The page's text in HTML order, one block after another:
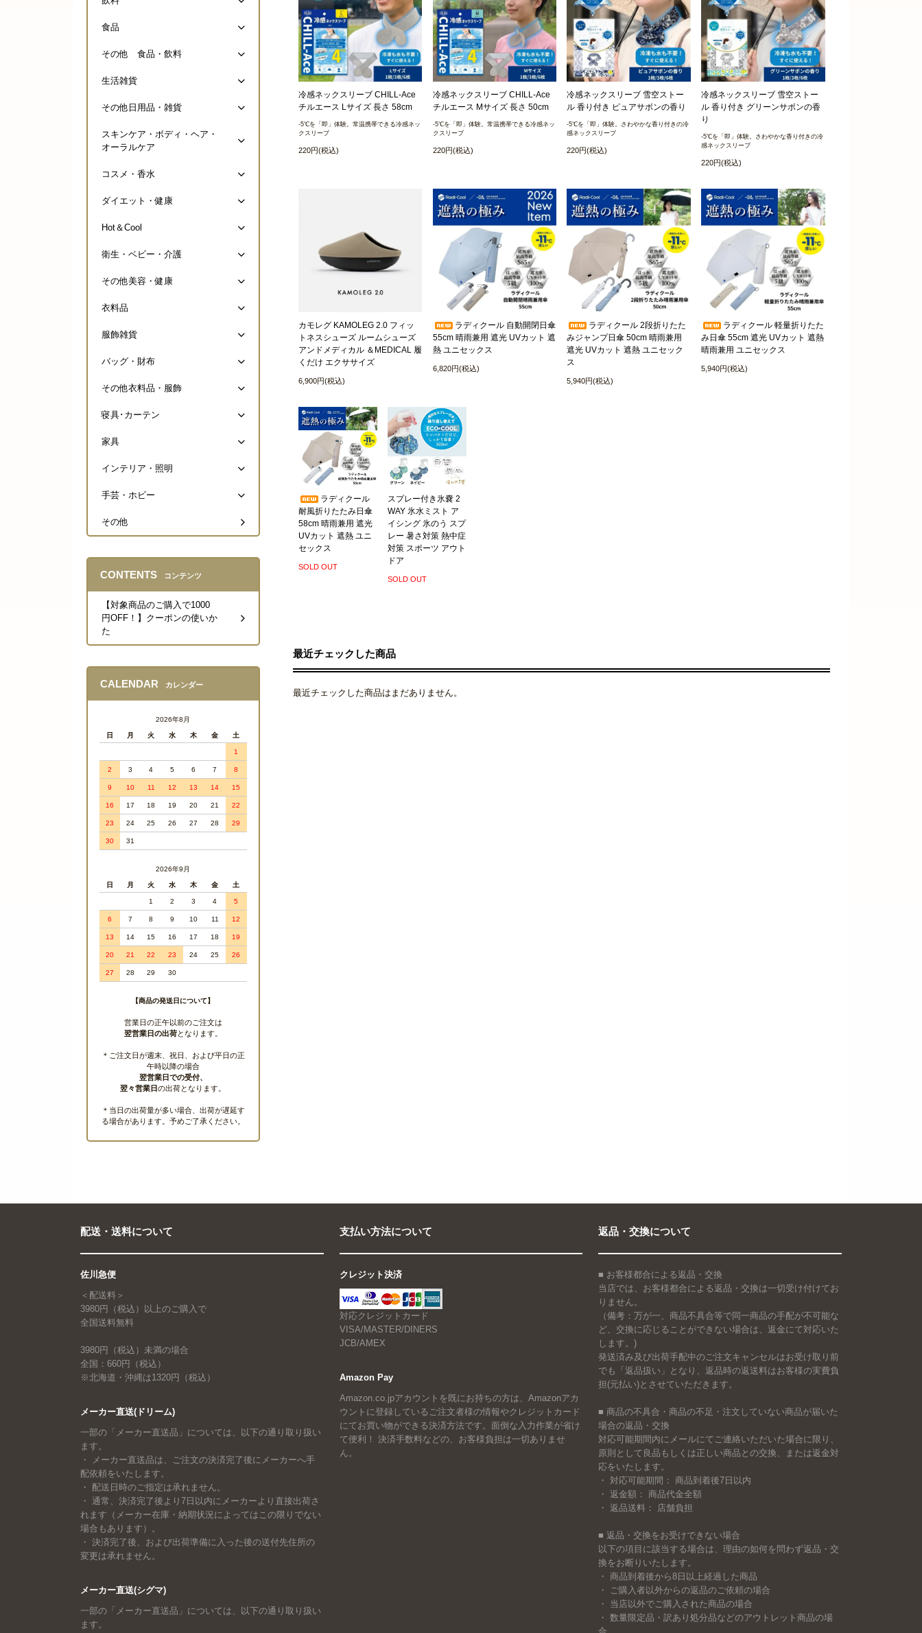
冷感ネックスリーブ CHILL-Ace
チルエース Lサイズ 長さ 58cm
-5℃を「即」体験。常温携帯できる冷感ネッ
クスリーブ
220円(税込)
冷感ネックスリーブ CHILL-Ace
チルエース Mサイズ 長さ 50cm
-5℃を「即」体験。常温携帯できる冷感ネッ
クスリーブ
220円(税込)
冷感ネックスリーブ 雪空ストー
ル 香り付き ピュアサボンの香り
-5℃を「即」体験。さわやかな香り付きの冷
感ネックスリーブ
220円(税込)
冷感ネックスリーブ 雪空ストー
ル 香り付き グリーンサボンの香
り
-5℃を「即」体験。さわやかな香り付きの冷
感ネックスリーブ
220円(税込)
カモレグ KAMOLEG 2.0 フィッ
トネスシューズ ルームシューズ
アンドメディカル ＆MEDICAL 履
くだけ エクササイズ
6,900円(税込)
ラディクール 自動開閉日傘
55cm 晴雨兼用 遮光 UVカット 遮
熱 ユニセックス
6,820円(税込)
ラディクール 2段折りたた
みジャンプ日傘 50cm 晴雨兼用
遮光 UVカット 遮熱 ユニセック
ス
5,940円(税込)
ラディクール 軽量折りたた
み日傘 55cm 遮光 UVカット 遮熱
晴雨兼用 ユニセックス
5,940円(税込)
ラディクール
耐風折りたたみ日傘
58cm 晴雨兼用 遮光
UVカット 遮熱 ユニ
セックス
SOLD OUT
スプレー付き氷嚢 2
WAY 氷水ミスト ア
イシング 氷のう スプ
レー 暑さ対策 熱中症
対策 スポーツ アウト
ドア
SOLD OUT
最近チェックした商品
最近チェックした商品はまだありません。
食品
その他 食品・飲料
生活雑貨
その他日用品・雑貨
スキンケア・ボディ・ヘア・
オーラルケア
コスメ・香水
ダイエット・健康
Hot＆Cool
衛生・ベビー・介護
その他美容・健康
衣料品
服飾雑貨
バッグ・財布
その他衣料品・服飾
寝具･カーテン
家具
インテリア・照明
手芸・ホビー
その他
CONTENTS コンテンツ
【対象商品のご購入で1000
円OFF！】クーポンの使いか
た
CALENDAR カレンダー
2026年8月
日 月 火 水 木 金 土
1
2 3 4 5 6 7 8
9 10 11 12 13 14 15
16 17 18 19 20 21 22
23 24 25 26 27 28 29
30 31
2026年9月
日 月 火 水 木 金 土
1 2 3 4 5
6 7 8 9 10 11 12
13 14 15 16 17 18 19
20 21 22 23 24 25 26
27 28 29 30
【商品の発送日について】
営業日の正午以前のご注文は
翌営業日の出荷となります。
＊ご注文日が週末、祝日、および平日の正
午時以降の場合
翌営業日での受付、
翌々営業日の出荷となります。
＊当日の出荷量が多い場合、出荷が遅延す
る場合があります。予めご了承ください。
配送・送料について
佐川急便
＜配送料＞
3980円（税込）以上のご購入で
全国送料無料
3980円（税込）未満の場合
全国：660円（税込）
※北海道・沖縄は1320円（税込）
メーカー直送(ドリーム)
一部の「メーカー直送品」については、以下の通り取り扱い
ます。
・ メーカー直送品は、ご注文の決済完了後にメーカーへ手
配依頼をいたします。
・ 配送日時のご指定は承れません。
・ 通常、決済完了後より7日以内にメーカーより直接出荷さ
れます（メーカー在庫・納期状況によってはこの限りでない
場合もあります）。
・ 決済完了後、および出荷準備に入った後の送付先住所の
変更は承れません。
メーカー直送(シグマ)
一部の「メーカー直送品」については、以下の通り取り扱い
ます。
支払い方法について
クレジット決済
対応クレジットカード
VISA/MASTER/DINERS
JCB/AMEX
Amazon Pay
Amazon.co.jpアカウントを既にお持ちの方は、Amazonアカ
ウントに登録しているご注文者様の情報やクレジットカード
にてお買い物ができる決済方法です。面倒な入力作業が省け
て便利！ 決済手数料などの、お客様負担は一切ありませ
ん。
返品・交換について
■ お客様都合による返品・交換
当店では、お客様都合による返品・交換は一切受け付けてお
りません。
（備考：万が一、商品不具合等で同一商品の手配が不可能な
ど、交換に応じることができない場合は、返金にて対応いた
します。)
発送済み及び出荷手配中のご注文キャンセルはお受け取り前
でも「返品扱い」となり、返品時の返送料はお客様の実費負
担(元払い)とさせていただきます。
■ 商品の不具合・商品の不足・注文していない商品が届いた
場合の返品・交換
対応可能期間内にメールにてご連絡いただいた場合に限り、
原則として良品もしくは正しい商品との交換、または返金対
応をいたします。
・ 対応可能期間： 商品到着後7日以内
・ 返金額： 商品代金全額
・ 返品送料： 店舗負担
■ 返品・交換をお受けできない場合
以下の項目に該当する場合は、理由の如何を問わず返品・交
換をお断りいたします。
・ 商品到着後から8日以上経過した商品
・ ご購入者以外からの返品のご依頼の場合
・ 当店以外でご購入された商品の場合
・ 数量限定品・訳あり処分品などのアウトレット商品の場